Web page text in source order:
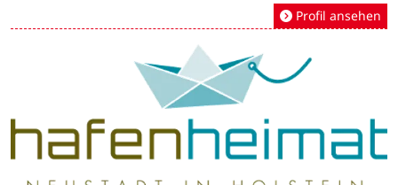
Profil ansehen